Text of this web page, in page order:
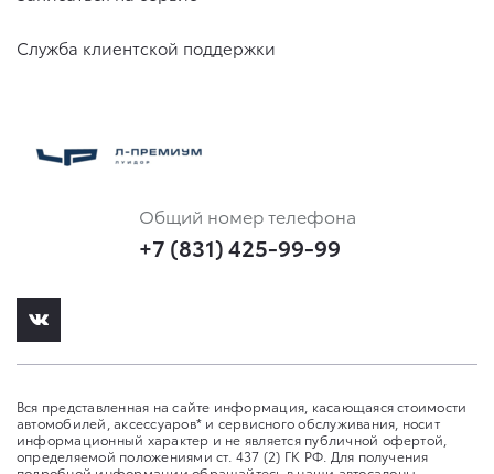
Служба клиентской поддержки
Общий номер телефона
+7 (831) 425-99-99
Вся представленная на сайте информация, касающаяся стоимости
автомобилей, аксессуаров* и сервисного обслуживания, носит
информационный характер и не является публичной офертой,
определяемой положениями ст. 437 (2) ГК РФ. Для получения